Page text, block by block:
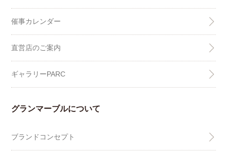
催事カレンダー
直営店のご案内
ギャラリーPARC
グランマーブルについて
ブランドコンセプト